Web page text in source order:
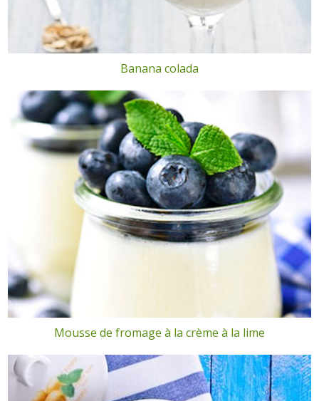
Banana colada
Mousse de fromage à la crème à la lime